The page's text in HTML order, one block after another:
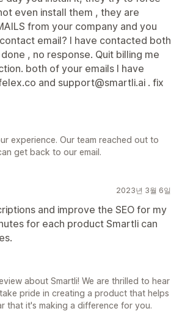
even install them , they are
from your company and you
email? I have contacted both
, no response. Quit billing me
both of your emails I have
and support@smartli.ai . fix
experience. Our team reached out to
get back to our email.
2023년 3월 6일
and improve the SEO for my
for each product Smartli can
about Smartli! We are thrilled to hear
pride in creating a product that helps
that it's making a difference for you.